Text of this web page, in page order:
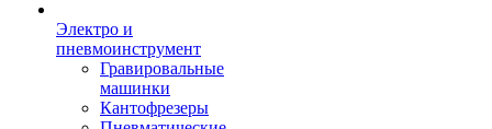
Электро и
пневмоинструмент
Гравировальные
машинки
Кантофрезеры